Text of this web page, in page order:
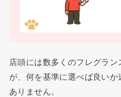
店頭には数多くのフレグラ
が、何を基準に選べば良いか
ありません。